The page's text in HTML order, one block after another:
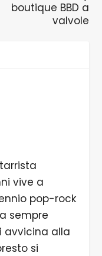
boutique BBD a
valvole
vive a
pop-rock
sempre
avvicina alla
si